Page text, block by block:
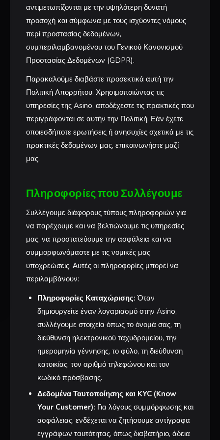
αντιμετωπίζονται με την υψηλότερη δυνατή
προσοχή και σύμφωνα με τους ισχύοντες νόμους
περί προστασίας δεδομένων,
συμπεριλαμβανομένου του Γενικού Κανονισμού
Προστασίας Δεδομένων (GDPR).
Παρακαλούμε διαβάστε προσεκτικά αυτή την
Πολιτική Απορρήτου. Χρησιμοποιώντας τις
υπηρεσίες της Asino, αποδέχεστε τις πρακτικές που
περιγράφονται σε αυτήν την Πολιτική. Εάν έχετε
οποιεσδήποτε ερωτήσεις ή ανησυχίες σχετικά με τις
πρακτικές δεδομένων μας, επικοινωνήστε μαζί
μας.
Πληροφορίες που Συλλέγουμε
Συλλέγουμε διάφορους τύπους πληροφοριών για
να παρέχουμε και να βελτιώνουμε τις υπηρεσίες
μας, να προστατεύουμε την ασφάλεια και να
συμμορφωνόμαστε με τις νομικές μας
υποχρεώσεις. Αυτές οι πληροφορίες μπορεί να
περιλαμβάνουν:
Πληροφορίες Καταχώρισης: Όταν
δημιουργείτε έναν λογαριασμό στην Asino,
συλλέγουμε στοιχεία όπως το όνομά σας, τη
διεύθυνση ηλεκτρονικού ταχυδρομείου, την
ημερομηνία γέννησης, το φύλο, τη διεύθυνση
κατοικίας, τον αριθμό τηλεφώνου και τον
κωδικό πρόσβασης.
Δεδομένα Ταυτοποίησης και KYC (Know
Your Customer): Για λόγους συμμόρφωσης και
ασφάλειας, ενδέχεται να ζητήσουμε αντίγραφα
εγγράφων ταυτότητας, όπως διαβατήριο, άδεια